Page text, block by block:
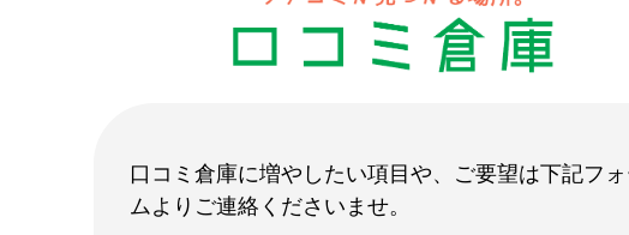
口コミ倉庫に増やしたい項目や、ご要望は下記フ
ムよりご連絡くださいませ。